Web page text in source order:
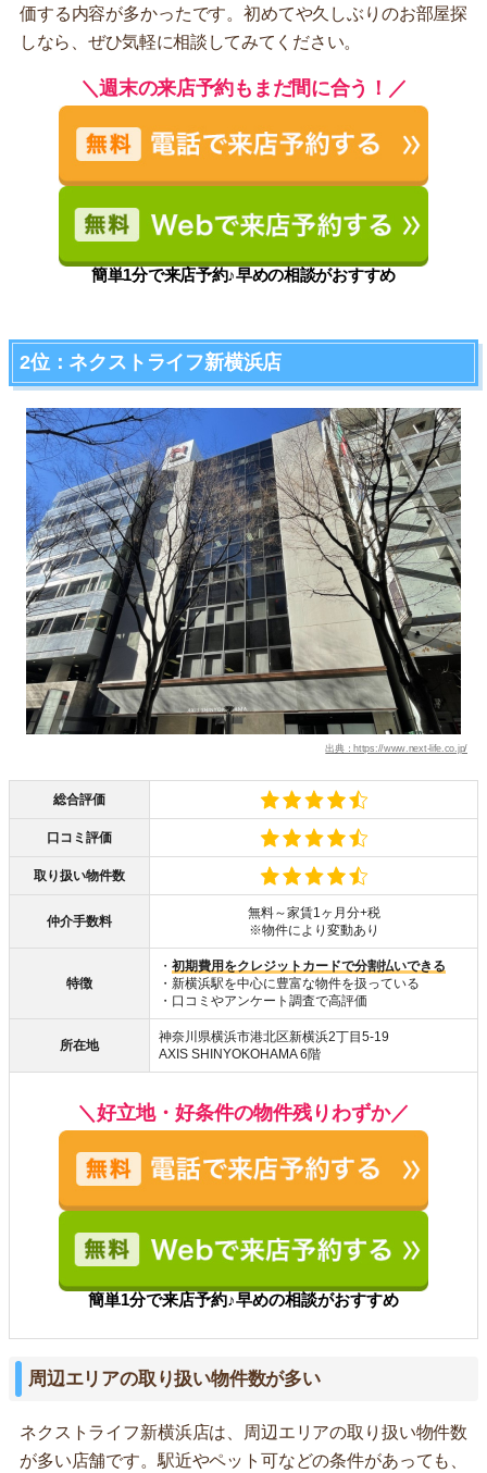
価する内容が多かったです。初めてや久しぶりのお部屋探
しなら、ぜひ気軽に相談してみてください。
＼週末の来店予約もまだ間に合う！／
簡単1分で来店予約♪早めの相談がおすすめ
2位：ネクストライフ新横浜店
出典：https://www.next-life.co.jp/
総合評価
口コミ評価
取り扱い物件数
仲介手数料
無料～家賃1ヶ月分+税
※物件により変動あり
特徴
・ 初期費用をクレジットカードで分割払いできる
・新横浜駅を中心に豊富な物件を扱っている
・口コミやアンケート調査で高評価
所在地
神奈川県横浜市港北区新横浜2丁目5-19
AXIS SHINYOKOHAMA 6階
＼好立地・好条件の物件残りわずか／
簡単1分で来店予約♪早めの相談がおすすめ
周辺エリアの取り扱い物件数が多い
ネクストライフ新横浜店は、周辺エリアの取り扱い物件数
が多い店舗です。駅近やペット可などの条件があっても、